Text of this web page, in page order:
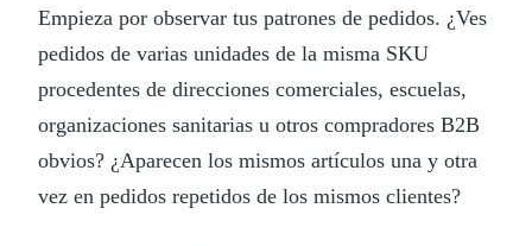
Empieza por observar tus patrones de pedidos. ¿Ves
pedidos de varias unidades de la misma SKU
procedentes de direcciones comerciales, escuelas,
organizaciones sanitarias u otros compradores B2B
obvios? ¿Aparecen los mismos artículos una y otra
vez en pedidos repetidos de los mismos clientes?